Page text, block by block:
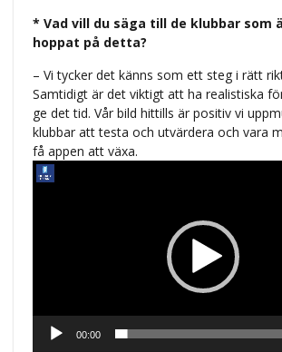
* Vad vill du säga till de klubbar som
hoppat på detta?
– Vi tycker det känns som ett steg i rätt
Samtidigt är det viktigt att ha realistiska
ge det tid. Vår bild hittills är positiv vi
klubbar att testa och utvärdera och vara
få appen att växa.
Videospelare
00:00